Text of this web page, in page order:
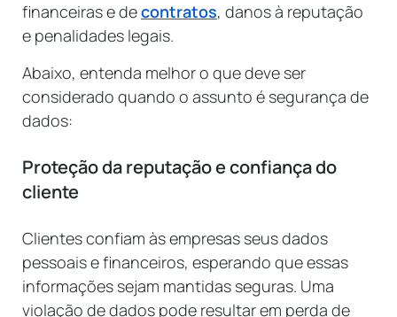
financeiras e decontratos, danos à reputação
e penalidades legais.
Abaixo, entenda melhor o que deve ser
considerado quando o assunto é segurança de
dados:
Proteção da reputação e confiança do
cliente
Clientes confiam às empresas seus dados
pessoais e financeiros, esperando que essas
informações sejam mantidas seguras. Uma
violação de dados pode resultar em perda de